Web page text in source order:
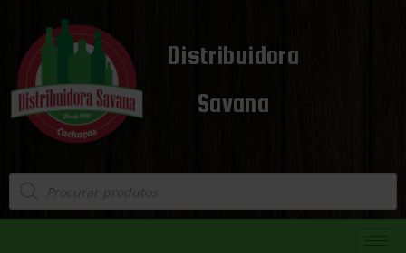
Distribuidora
Savana